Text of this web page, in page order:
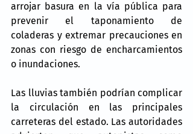
arrojar basura en la vía pública para
prevenir el taponamiento de
coladeras y extremar precauciones en
zonas con riesgo de encharcamientos
o inundaciones.
Las lluvias también podrían complicar
la circulación en las principales
carreteras del estado. Las autoridades